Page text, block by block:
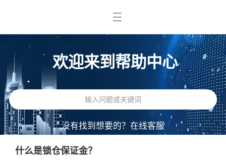
欢迎来到帮助中心
没有找到想要的？ 在线客服
什么是锁仓保证金？